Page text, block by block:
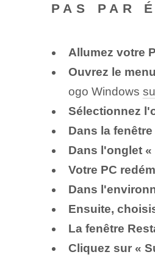
PAS‌ PAR
Allumez votre
Ouvrez le
ogo ⁢Windows
Sélectionnez
Dans la
Dans l'onglet
Votre PC
Dans
Ensuite,
La fenêtre
Cliquez sur «